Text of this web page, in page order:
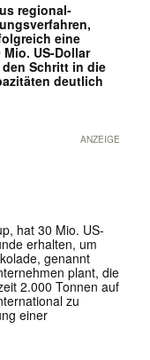
regional-
eine
US-Dollar
Schritt in die
deutlich
ANZEIGE
hat 30 Mio. US-
erhalten, um
genannt
plant, die
2.000 Tonnen auf
zu
einer